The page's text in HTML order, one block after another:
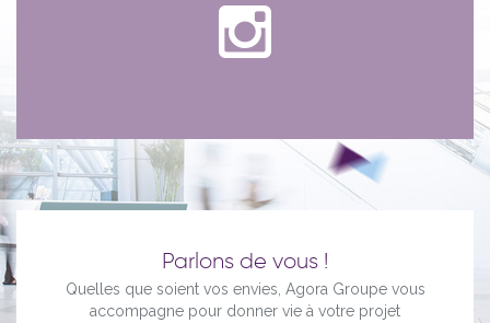
Parlons de vous !
Quelles que soient vos envies, Agora Groupe vous
accompagne pour donner vie à votre projet